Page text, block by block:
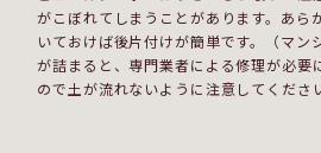
がこぼれてしまうことがあります。あら
いておけば後片付けが簡単です。（マン
が詰まると、専門業者による修理が必要
ので土が流れないように注意してくださ